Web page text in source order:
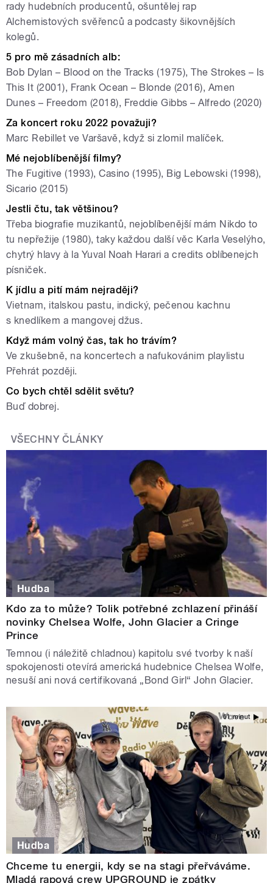
rady hudebních producentů, ošuntělej rap
Alchemistových svěřenců a podcasty šikovnějších
kolegů.
5 pro mě zásadních alb:
Bob Dylan – Blood on the Tracks (1975), The Strokes – Is
This It (2001), Frank Ocean – Blonde (2016), Amen
Dunes – Freedom (2018), Freddie Gibbs – Alfredo (2020)
Za koncert roku 2022 považuji?
Marc Rebillet ve Varšavě, když si zlomil malíček.
Mé nejoblíbenější filmy?
The Fugitive (1993), Casino (1995), Big Lebowski (1998),
Sicario (2015)
Jestli čtu, tak většinou?
Třeba biografie muzikantů, nejoblíbenější mám Nikdo to
tu nepřežije (1980), taky každou další věc Karla Veselýho,
chytrý hlavy à la Yuval Noah Harari a credits oblíbenejch
písniček.
K jídlu a pití mám nejraději?
Vietnam, italskou pastu, indický, pečenou kachnu
s knedlíkem a mangovej džus.
Když mám volný čas, tak ho trávím?
Ve zkušebně, na koncertech a nafukovánim playlistu
Přehrát později.
Co bych chtěl sdělit světu?
Buď dobrej.
VŠECHNY ČLÁNKY
Hudba
Kdo za to může? Tolik potřebné zchlazení přináší
novinky Chelsea Wolfe, John Glacier a Cringe
Prince
Temnou (i náležitě chladnou) kapitolu své tvorby k naší
spokojenosti otevírá americká hudebnice Chelsea Wolfe,
nesuší ani nová certifikovaná „Bond Girl“ John Glacier.
61 minut
Hudba
Chceme tu energii, kdy se na stagi přeřváváme.
Mladá rapová crew UPGROUND je zpátky